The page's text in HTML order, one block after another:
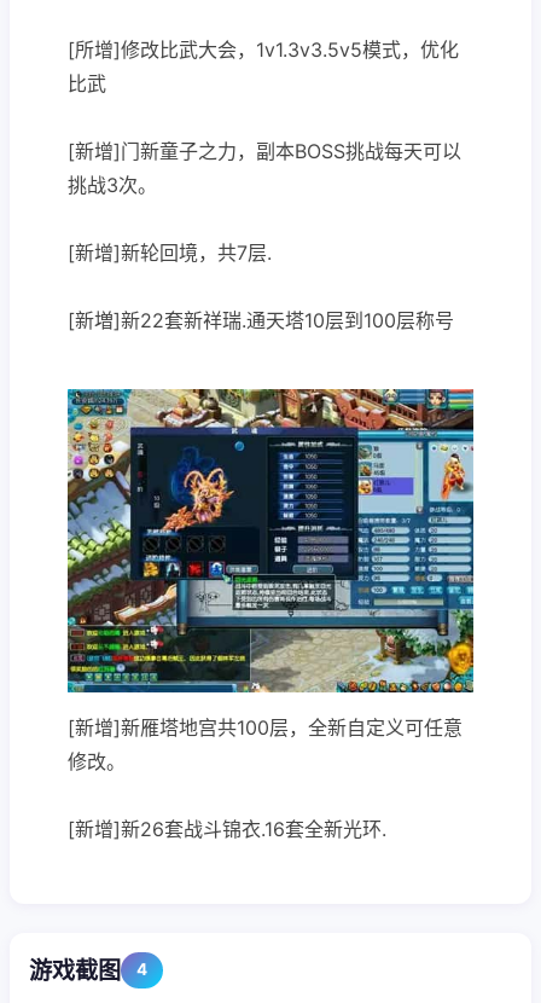
[所增]修改比武大会，1v1.3v3.5v5模式，优化
比武
[新增]门新童子之力，副本BOSS挑战每天可以
挑战3次。
[新增]新轮回境，共7层.
[新増]新22套新祥瑞.通天塔10层到100层称号
[新增]新雁塔地宫共100层，全新自定义可任意
修改。
[新增]新26套战斗锦衣.16套全新光环.
游戏截图 4